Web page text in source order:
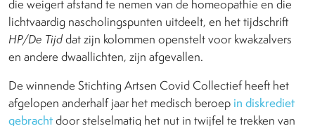
die weigert afstand te nemen van de homeopathie en die
lichtvaardig nascholingspunten uitdeelt, en het tijdschrift
HP/De Tijddat zijn kolommen openstelt voor kwakzalvers
en andere dwaallichten, zijn afgevallen.
De winnende Stichting Artsen Covid Collectief heeft het
afgelopen anderhalf jaar het medisch beroep in diskrediet
gebrachtdoor stelselmatig het nut in twijfel te trekken van